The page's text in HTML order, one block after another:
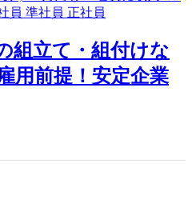
組立て・組付けな
用前提！安定企業